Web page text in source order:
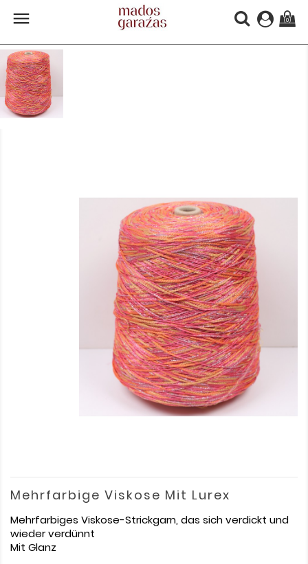
 (0)
Mehrfarbige Viskose Mit Lurex
Mehrfarbiges Viskose-Strickgarn, das sich verdickt und
wieder verdünnt
Mit Glanz